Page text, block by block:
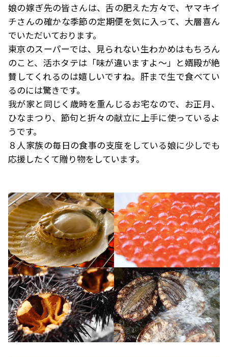
娘の嫁ぎ先の皆さんは、舌の肥えた方々で、ヤマキイ
チさんの確かな季節の定期便を気に入って、大層喜ん
でいただいております。
東京のスーパーでは、見られない生わかめはもちろん
のこと、活ホタテは「味が違いますよ〜」と婿殿が絶
賛してくれるのは嬉しいですね。肝まで生で食べてい
るのには驚きです。
我が家と同じく歳時を重んじるお宅なので、お正月、
ひなまつり、節句と折々の献立に上手に使っているよ
うです。
８人家族の毎日の食事の支度をしている娘に少しでも
応援したくて贈り物をしています。